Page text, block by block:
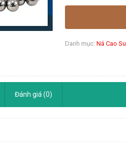
Danh mục: Ná Cao Su
Đánh giá (0)